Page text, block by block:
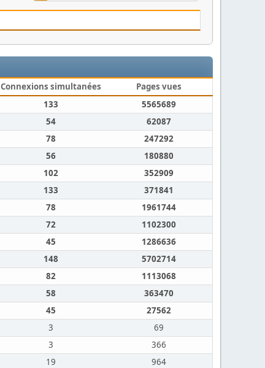
Connexions simultanées
Pages vues
133
5565689
54
62087
78
247292
56
180880
102
352909
133
371841
78
1961744
72
1102300
45
1286636
148
5702714
82
1113068
58
363470
45
27562
3
69
3
366
19
964